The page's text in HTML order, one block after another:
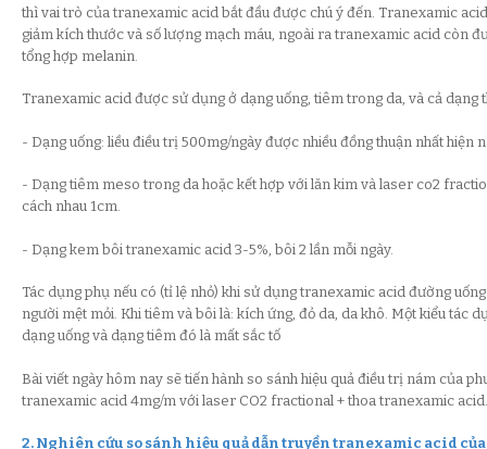
thì vai trò của tranexamic acid bắt đầu được chú ý đến. Tranexamic
giảm kích thước và số lượng mạch máu, ngoài ra tranexamic acid còn
tổng hợp melanin.
Tranexamic acid được sử dụng ở dạng uống, tiêm trong da, và cả dạng
- Dạng uống: liều điều trị 500mg/ngày được nhiều đồng thuận nhất hiện
- Dạng tiêm meso trong da hoặc kết hợp với lăn kim và laser co2
cách nhau 1cm.
- Dạng kem bôi tranexamic acid 3-5%, bôi 2 lần mỗi ngày.
Tác dụng phụ nếu có (tỉ lệ nhỏ) khi sử dụng tranexamic acid đường
người mệt mỏi. Khi tiêm và bôi là: kích ứng, đỏ da, da khô. Một kiểu tác
dạng uống và dạng tiêm đó là mất sắc tố
Bài viết ngày hôm nay sẽ tiến hành so sánh hiệu quả điều trị nám của
tranexamic acid 4mg/m với laser CO2 fractional + thoa tranexamic acid.
2. Nghiên cứu so sánh hiệu quả dẫn truyền tranexamic acid